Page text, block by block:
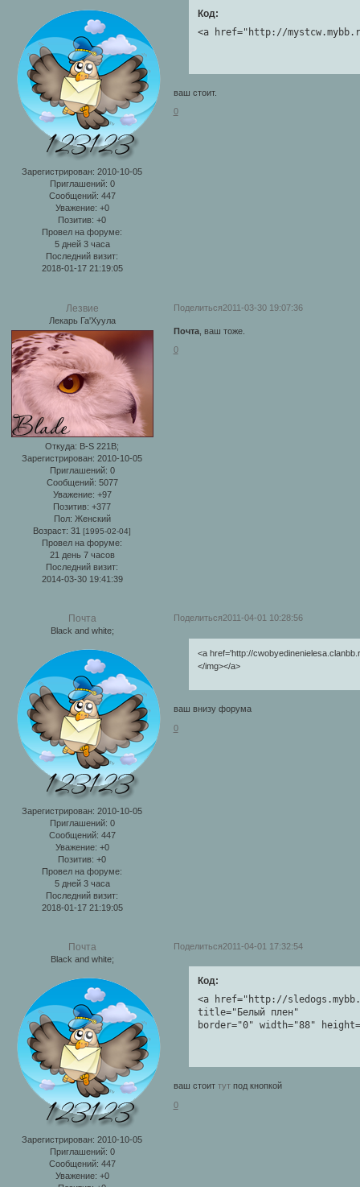
Зарегистрирован: 2010-10-05
Приглашений: 0
Сообщений: 447
Уважение: +0
Позитив: +0
Провел на форуме:
5 дней 3 часа
Последний визит:
2018-01-17 21:19:05
Код:
<a href="http://
ваш стоит.
0
Поделиться2011-03-30 19:07:36
Лезвие
Лекарь Га'Хуула
Откуда: B-S 221B;
Зарегистрирован: 2010-10-05
Приглашений: 0
Сообщений: 5077
Уважение: +97
Позитив: +377
Пол: Женский
Возраст: 31[1995-02-04]
Провел на форуме:
21 день 7 часов
Последний визит:
2014-03-30 19:41:39
Почта, ваш тоже.
0
Поделиться2011-04-01 10:28:56
Почта
Black and white;
Зарегистрирован: 2010-10-05
Приглашений: 0
Сообщений: 447
Уважение: +0
Позитив: +0
Провел на форуме:
5 дней 3 часа
Последний визит:
2018-01-17 21:19:05
<a href='http://
</img></a>
ваш внизу форума
0
Поделиться2011-04-01 17:32:54
Почта
Black and white;
Зарегистрирован: 2010-10-05
Приглашений: 0
Сообщений: 447
Уважение: +0
Код:
<a href="http://
title="Белый плен"
border="0" width="88"
ваш стоит тутпод кнопкой
0